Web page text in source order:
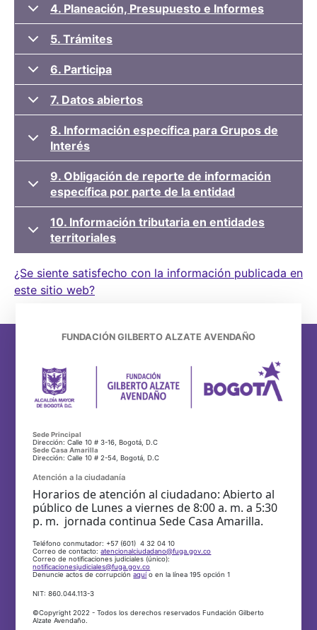
4. Planeación, Presupuesto e Informes
5. Trámites
6. Participa
7. Datos abiertos
8. Información específica para Grupos de
Interés
9. Obligación de reporte de información
específica por parte de la entidad
10. Información tributaria en entidades
territoriales
¿Se siente satisfecho con la información publicada en
este sitio web?
FUNDACIÓN GILBERTO ALZATE AVENDAÑO
Sede Principal
Dirección: Calle 10 # 3-16, Bogotá, D.C
Sede Casa Amarilla
Dirección: Calle 10 # 2-54, Bogotá, D.C
Atención a la ciudadanía
Horarios de atención al ciudadano: Abierto al
público de Lunes a viernes de 8:00 a. m. a 5:30
p. m. jornada continua Sede Casa Amarilla.
Teléfono conmutador: +57 (601) 4 32 04 10
Correo de contacto:atencionalciudadano@fuga.gov.co
Correo de notificaciones judiciales (único):
notificacionesjudiciales@fuga.gov.co
Denuncie actos de corrupciónaquío en la línea 195 opción 1
NIT: 860.044.113-3
©Copyright 2022 - Todos los derechos reservados Fundación Gilberto
Alzate Avendaño.